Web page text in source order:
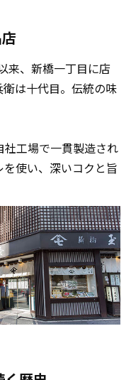
来、新橋一丁目に店
は十代目。伝統の味
社工場で一貫製造され
使い、深いコクと旨